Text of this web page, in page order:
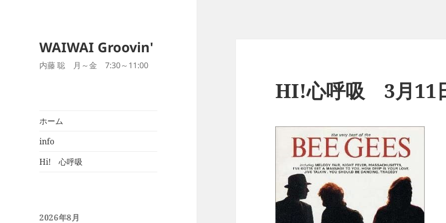
WAIWAI Groovin'
内藤 聡 月～金 7:30～11:00
ホーム
info
Hi! 心呼吸
2026年8月
HI!心呼吸 3月11